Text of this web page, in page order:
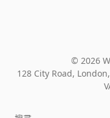
© 2026
128 City Road, London,